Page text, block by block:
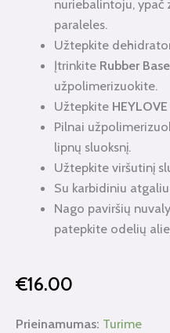
nuriebalintoju, ypač
paraleles.
Užtepkite
Įtrinkite Rubber Base
užpolimerizuokite.
Užtepkite
Pilnai
lipnų sluoksnį.
Užtepkite viršutinį
Su karbidiniu
Nago paviršių
patepkite odelių
€16.00
Prieinamumas: Turime
produkto